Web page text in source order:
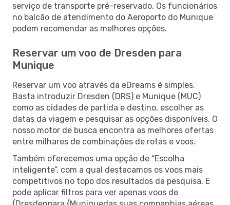
serviço de transporte pré-reservado. Os funcionários
no balcão de atendimento do Aeroporto do Munique
podem recomendar as melhores opções.
Reservar um voo de Dresden para
Munique
Reservar um voo através da eDreams é simples.
Basta introduzir Dresden (DRS) e Munique (MUC)
como as cidades de partida e destino, escolher as
datas da viagem e pesquisar as opções disponíveis. O
nosso motor de busca encontra as melhores ofertas
entre milhares de combinações de rotas e voos.
Também oferecemos uma opção de “Escolha
inteligente”, com a qual destacamos os voos mais
competitivos no topo dos resultados da pesquisa. E
pode aplicar filtros para ver apenas voos de